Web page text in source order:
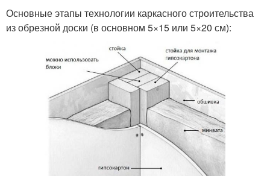
Основные этапы технологии каркасного строительства
из обрезной доски (в основном 5×15 или 5×20 см):